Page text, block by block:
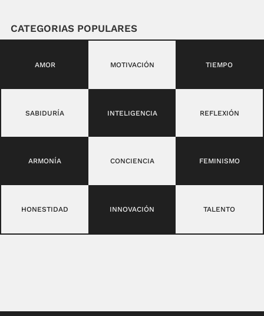
CATEGORIAS POPULARES
AMOR MOTIVACIÓN TIEMPO
SABIDURÍA INTELIGENCIA REFLEXIÓN
ARMONÍA CONCIENCIA FEMINISMO
HONESTIDAD INNOVACIÓN TALENTO